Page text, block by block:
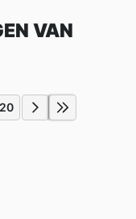
VAN
20